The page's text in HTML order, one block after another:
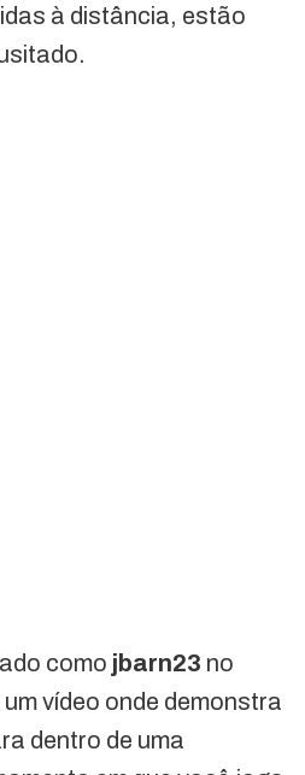
à distância, estão
como jbarn23 no
vídeo onde demonstra
dentro de uma